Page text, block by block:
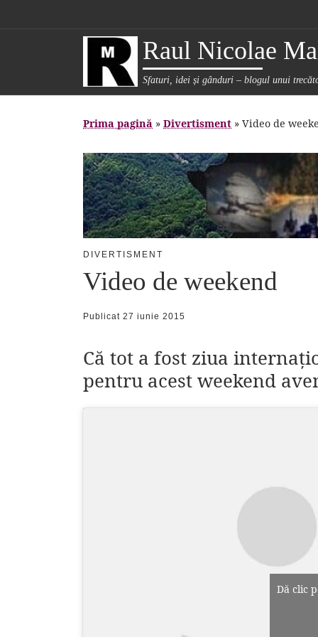
Raul Nicolae
Sfaturi, idei și gânduri – blogul unui
Prima pagină » Divertisment » Video de
DIVERTISMENT
Video de weekend
Publicat 27 iunie 2015
Că tot a fost ziua
pentru acest weekend
Dă clic